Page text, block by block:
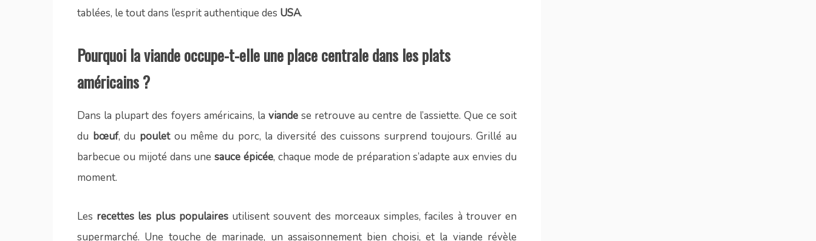
tablées, le tout dans l’esprit authentique des USA.
Pourquoi la viande occupe-t-elle une place centrale dans les plats
américains ?
Dans la plupart des foyers américains, la viandese retrouve au centre de l’assiette. Que ce soit
du bœuf, du pouletou même du porc, la diversité des cuissons surprend toujours. Grillé au
barbecue ou mijoté dans unesauce épicée, chaque mode de préparation s’adapte aux envies du
moment.
Les recettes les plus populairesutilisent souvent des morceaux simples, faciles à trouver en
supermarché. Une touche de marinade, un assaisonnement bien choisi, et la viande révèle